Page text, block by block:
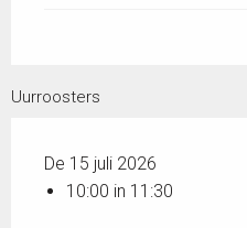
Uurroosters
De 15 juli 2026
10:00 in 11:30